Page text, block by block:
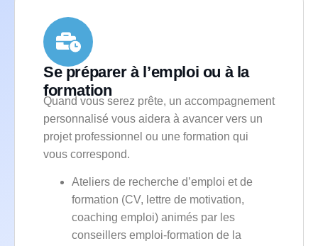
Se préparer à l’emploi ou à la
formation
Quand vous serez prête, un accompagnement
personnalisé vous aidera à avancer vers un
projet professionnel ou une formation qui
vous correspond.
Ateliers de recherche d’emploi et de
formation (CV, lettre de motivation,
coaching emploi) animés par les
conseillers emploi-formation de la